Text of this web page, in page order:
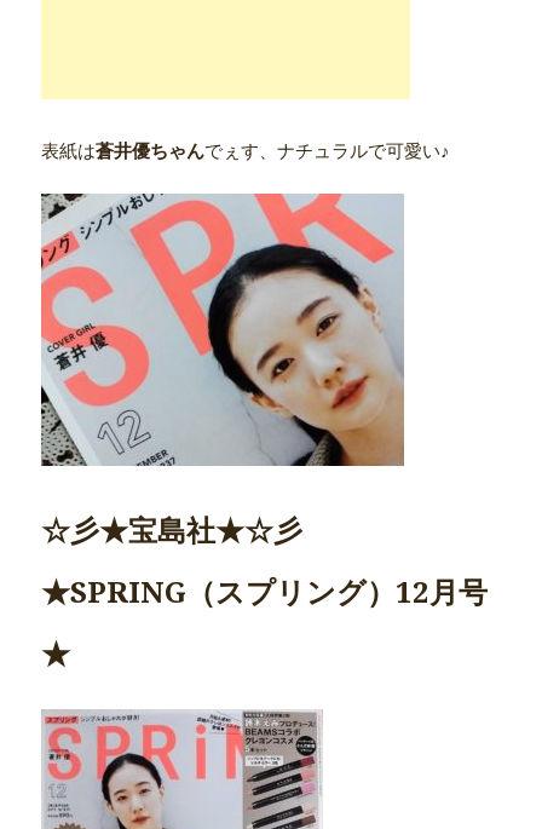
表紙は蒼井優ちゃんでぇす、ナチュラルで可愛い♪
☆彡★宝島社★☆彡
★SPRING（スプリング）12月号
★